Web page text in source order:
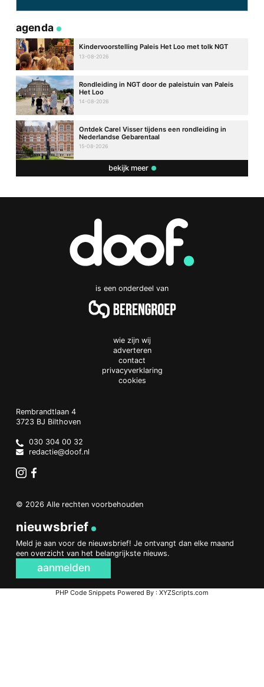
agenda
Kindervoorstelling Paleis Het Loo met tolk NGT
13-08-2026
Rondleiding in NGT door de paleistuin van Paleis
Het Loo
14-08-2026
Ontdek Carel Visser tijdens een rondleiding in
Nederlandse Gebarentaal
15-08-2026
bekijk meer
is een onderdeel van
wie zijn wij
adverteren
contact
privacyverklaring
cookies
Doof.nl
work
Rembrandtlaan 4
3723 BJ Bilthoven
Netherlands
030 304 00 32
redactie@doof.nl
© 2026 Alle rechten voorbehouden
nieuwsbrief
Meld je aan voor de nieuwsbrief! Je ontvangt dan elke maand
een overzicht van het belangrijkste nieuws.
aanmelden
PHP Code Snippets Powered By : XYZScripts.com